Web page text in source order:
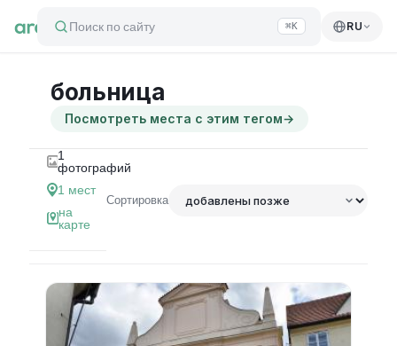
Поиск по сайту ⌘K RU
больница
Посмотреть места с этим тегом→
1
фотографий
1 мест
на
карте
Сортировка